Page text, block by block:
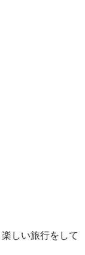
しい旅行をして